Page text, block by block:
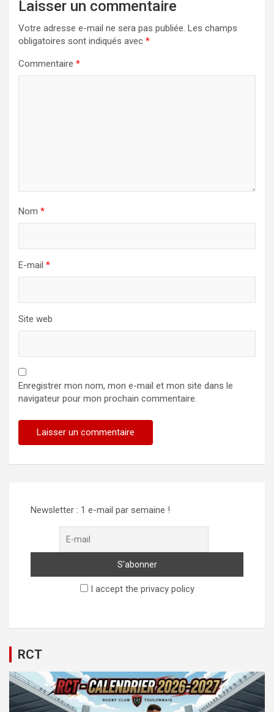
Laisser un commentaire
Votre adresse e-mail ne sera pas publiée. Les champs
obligatoires sont indiqués avec *
Commentaire *
Nom *
E-mail *
Site web
Enregistrer mon nom, mon e-mail et mon site dans le
navigateur pour mon prochain commentaire.
Newsletter : 1 e-mail par semaine !
I accept the privacy policy
RCT